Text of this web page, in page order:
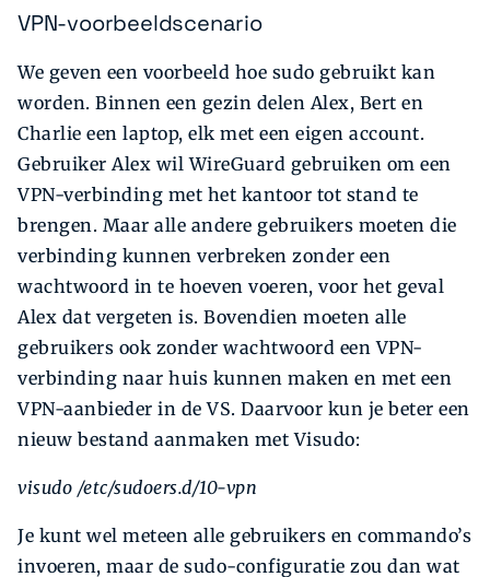
VPN-voorbeeldscenario
We geven een voorbeeld hoe sudo gebruikt kan
worden. Binnen een gezin delen Alex, Bert en
Charlie een laptop, elk met een eigen account.
Gebruiker Alex wil WireGuard gebruiken om een
VPN-verbinding met het kantoor tot stand te
brengen. Maar alle andere gebruikers moeten die
verbinding kunnen verbreken zonder een
wachtwoord in te hoeven voeren, voor het geval
Alex dat vergeten is. Bovendien moeten alle
gebruikers ook zonder wachtwoord een VPN-
verbinding naar huis kunnen maken en met een
VPN-aanbieder in de VS. Daarvoor kun je beter een
nieuw bestand aanmaken met Visudo:
visudo /etc/sudoers.d/10-vpn
Je kunt wel meteen alle gebruikers en commando’s
invoeren, maar de sudo-configuratie zou dan wat